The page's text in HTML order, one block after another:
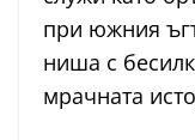
при южния
ниша с
мрачната